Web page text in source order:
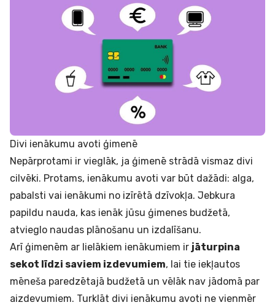
Divi ienākumu avoti ģimenē
Nepārprotami ir vieglāk, ja ģimenē strādā vismaz divi
cilvēki. Protams, ienākumu avoti var būt dažādi: alga,
pabalsti vai ienākumi no izīrētā dzīvokļa. Jebkura
papildu nauda, kas ienāk jūsu ģimenes budžetā,
atvieglo naudas plānošanu un izdalīšanu.
Arī ģimenēm ar lielākiem ienākumiem ir jāturpina
sekot līdzi saviem izdevumiem, lai tie iekļautos
mēneša paredzētajā budžetā un vēlāk nav jādomā par
aizdevumiem. Turklāt divi ienākumu avoti ne vienmēr